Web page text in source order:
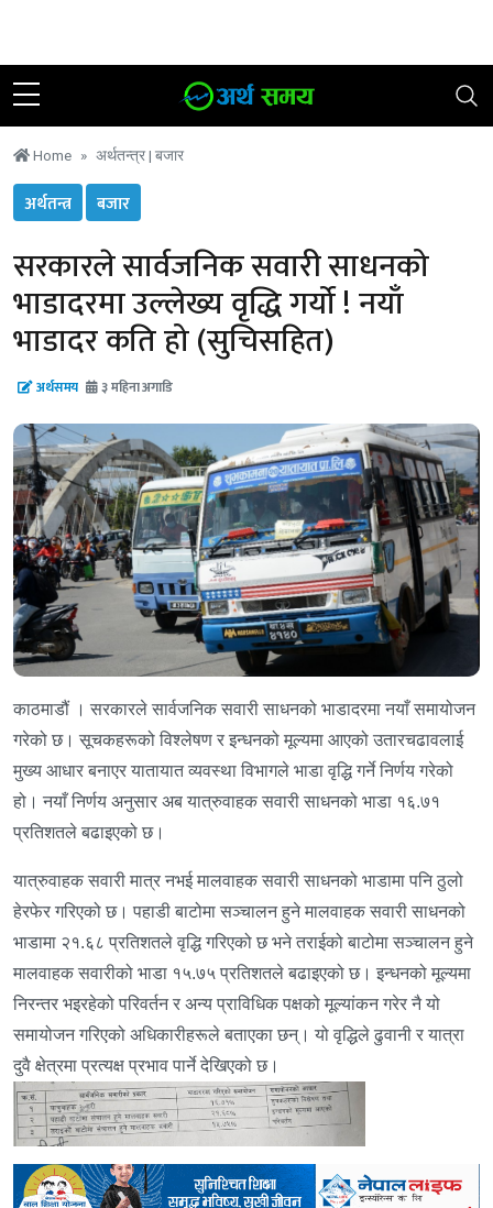
Home अर्थतन्त्र | बजार
अर्थतन्त्र बजार
सरकारले सार्वजनिक सवारी साधनको
भाडादरमा उल्लेख्य वृद्धि गर्यो ! नयाँ
भाडादर कति हो (सुचिसहित)
अर्थसमय ३ महिना अगाडि
काठमाडौं । सरकारले सार्वजनिक सवारी साधनको भाडादरमा नयाँ समायोजन
गरेको छ। सूचकहरूको विश्लेषण र इन्धनको मूल्यमा आएको उतारचढावलाई
मुख्य आधार बनाएर यातायात व्यवस्था विभागले भाडा वृद्धि गर्ने निर्णय गरेको
हो। नयाँ निर्णय अनुसार अब यात्रुवाहक सवारी साधनको भाडा १६.७१
प्रतिशतले बढाइएको छ।
यात्रुवाहक सवारी मात्र नभई मालवाहक सवारी साधनको भाडामा पनि ठुलो
हेरफेर गरिएको छ। पहाडी बाटोमा सञ्चालन हुने मालवाहक सवारी साधनको
भाडामा २१.६८ प्रतिशतले वृद्धि गरिएको छ भने तराईको बाटोमा सञ्चालन हुने
मालवाहक सवारीको भाडा १५.७५ प्रतिशतले बढाइएको छ। इन्धनको मूल्यमा
निरन्तर भइरहेको परिवर्तन र अन्य प्राविधिक पक्षको मूल्यांकन गरेर नै यो
समायोजन गरिएको अधिकारीहरूले बताएका छन्। यो वृद्धिले ढुवानी र यात्रा
दुवै क्षेत्रमा प्रत्यक्ष प्रभाव पार्ने देखिएको छ।